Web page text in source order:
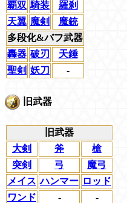
覇双 騎装
羅刹
天翼 魔剣
魔銃
多段化&バフ武器
轟器 破刃
天錘
聖剣 妖刀 -
旧武器
旧武器
大剣
斧
槍
突剣
弓
魔弓
メイス ハンマー ロッド
ワンド
-
-